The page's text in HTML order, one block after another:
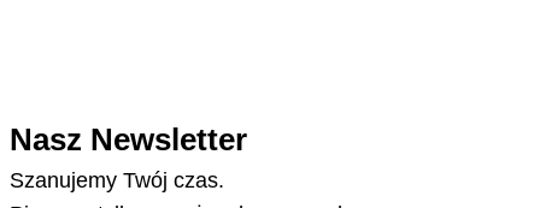
Nasz Newsletter
Szanujemy Twój czas.